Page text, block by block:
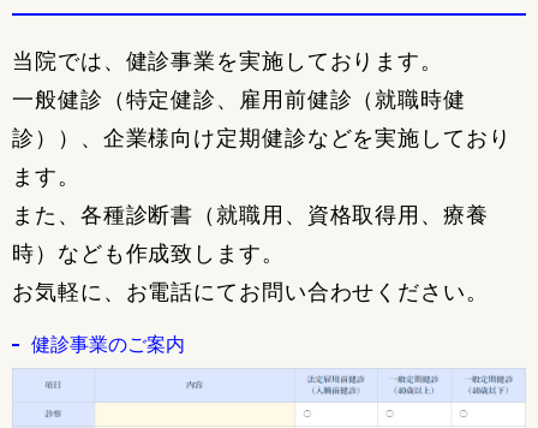
当院では、健診事業を実施しております。
一般健診（特定健診、雇用前健診（就職時健
診））、企業様向け定期健診などを実施しており
ます。
また、各種診断書（就職用、資格取得用、療養
時）なども作成致します。
お気軽に、お電話にてお問い合わせください。
健診事業のご案内